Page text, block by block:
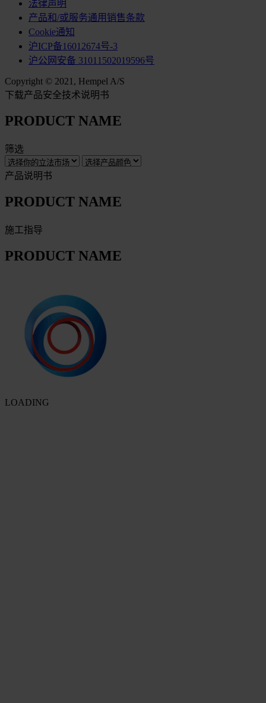
法律声明
产品和/或服务通用销售条款
Cookie通知
沪ICP备16012674号-3
沪公网安备 31011502019596号
Copyright © 2021, Hempel A/S
下载产品安全技术说明书
PRODUCT NAME
筛选
产品说明书
PRODUCT NAME
施工指导
PRODUCT NAME
LOADING